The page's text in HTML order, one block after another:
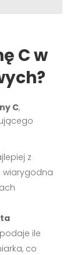
C w
C,
z
wiarygodna
ile
co